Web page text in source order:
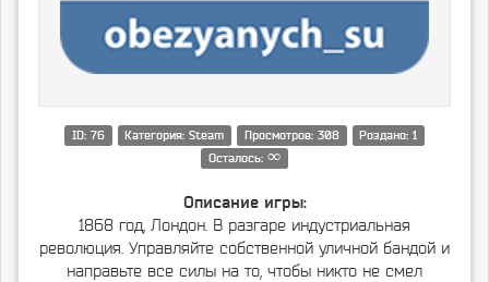
ID: 76 Категория: Steam Просмотров: 308
Роздано: 1
Осталось: ∞
Описание игры:
1868 год, Лондон. В разгаре индустриальная
революция. Управляйте собственной уличной бандой и
направьте все силы на то, чтобы никто не смел